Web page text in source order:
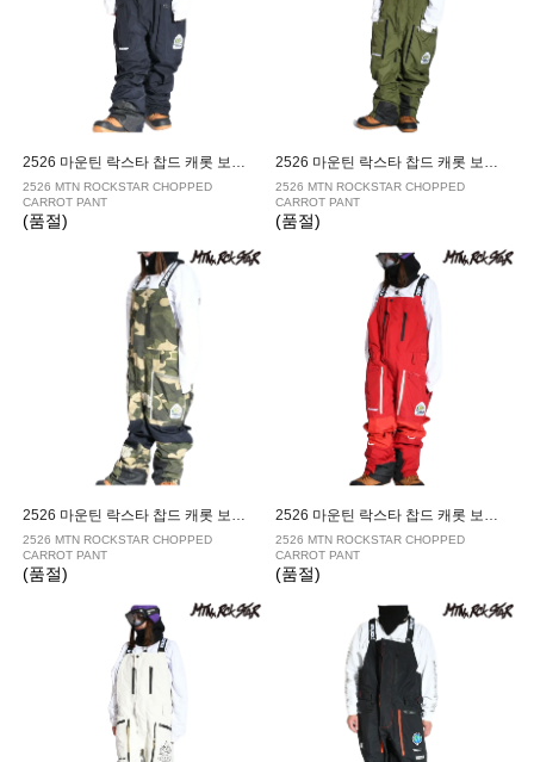
2526 마운틴 락스타 찹드 캐롯 보드복 팬츠 ANTHRACITE
2526 MTN ROCKSTAR CHOPPED
CARROT PANT
(품절)
2526 마운틴 락스타 찹드 캐롯 보드복 팬츠 CHIVE
2526 MTN ROCKSTAR CHOPPED
CARROT PANT
(품절)
2526 마운틴 락스타 찹드 캐롯 보드복 팬츠 CLOUD CAMO
2526 MTN ROCKSTAR CHOPPED
CARROT PANT
(품절)
2526 마운틴 락스타 찹드 캐롯 보드복 팬츠 SAMBA
2526 MTN ROCKSTAR CHOPPED
CARROT PANT
(품절)